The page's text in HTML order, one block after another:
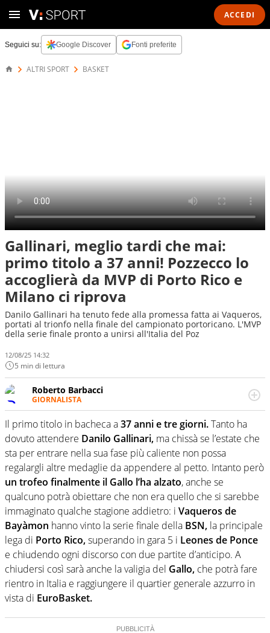
ACCEDI
Seguici su: Google Discover Fonti preferite
ALTRI SPORT BASKET
Gallinari, meglio tardi che mai:
primo titolo a 37 anni! Pozzecco lo
accoglierà da MVP di Porto Rico e
Milano ci riprova
Danilo Gallinari ha tenuto fede alla promessa fatta ai Vaqueros,
portati al trionfo nella finale del campionato portoricano. L'MVP
della serie finale pronto a unirsi all'Italia del Poz
12/08/25 14:32
5 min di lettura
Roberto Barbacci
GIORNALISTA
Giornalista (pubblicista) sportivo a tutto campo, è il
tuttologo di Virgilio Sport. Provate a chiedergli di boxe, di
scherma, di volley o di curling: ve ne farà innamorare
Il primo titolo in bacheca a37 anni e tre giorni.Tanto ha
dovuto attendere Danilo Gallinari, ma chissà se l’estate che
sta per entrare nella sua fase più caliente non possa
regalargli altre medaglie da appendere al petto. Intanto però
un trofeo finalmente il Gallo l’ha alzato, anche se
qualcuno potrà obiettare che non era quello che si sarebbe
immaginato qualche stagione addietro: i Vaqueros de
Bayàmon hanno vinto la serie finale della BSN, la principale
lega di Porto Rico,superando in gara 5 i Leones de Ponce
e chiudendo ogni discorso con due partite d’anticipo. A
chiudersi così sarà anche la valigia del Gallo, che potrà fare
rientro in Italia e raggiungere il quartier generale azzurro in
vista di EuroBasket.